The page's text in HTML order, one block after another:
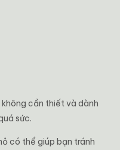
cần thiết và dành
sức.
có thể giúp bạn tránh